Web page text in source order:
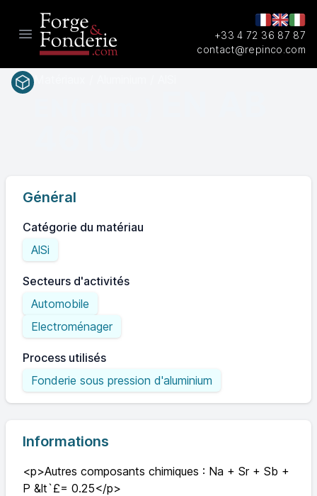
Open main menu
+33 4 72 36 87 87
contact@repinco.com
Général
Catégorie du matériau
AlSi
Secteurs d'activités
Automobile
Electroménager
Process utilisés
Fonderie sous pression d'aluminium
Informations
<p>Autres composants chimiques : Na + Sr + Sb +
P &lt`£= 0.25</p>